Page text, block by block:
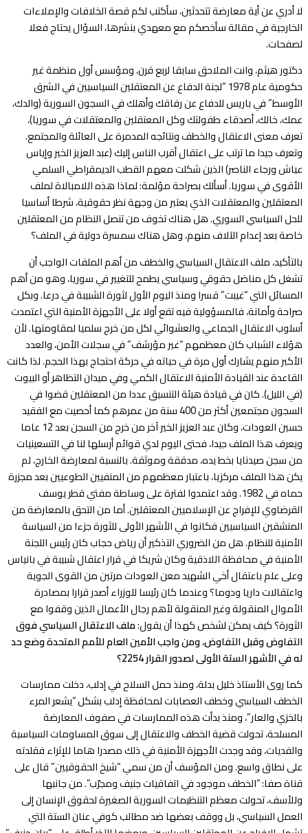
لا أدري عن أية معارضة تتحدثين، سأكتب لكم قصة الخلافات والإملاءات
الخارجية في مقالة سأخصكم مع معهدي بنشرها، السؤال يحتاج فعلا
لصفحات.
دكتور هيثم، وانت الملاحق سابقا لربع قرن، ومؤسس أول منظمة غير
حكومية عام 1978 “لجنة الدفاع عن المعتقلين السياسيين في الشرق
الأوسط” في باريس للدفاع عن رفاقك وأهلك في السجون السورية (والدك،
عمك، خالك، أصدقاء طفولتك وكل المعتقلين والمعتقلات في سوريا)،
تعرف معنى الاعتقال والخطف ونتائجه المدمرة على العائلة والمجتمع.
وتعرف جيدا ما ترتب على اعتقال أقرب الناس إليك (عبد العزيز الخير وإياس
عياش ورجاء الناصر) الذين شكلت معهم القطب الديمقراطي السلمي
الأقوى في سوريا. أسألك بصراحة مؤلمة: لماذا هذه اللامبالاة لملف
المعتقلين والمعتقلات الذي يعتبر من وجهة نظر حقوقية، شرطا أساسيا
للحل السياسي السوري. هل هناك تخوف من تنصل النظام من المعتقلين
خاصة بعد إعدام الآلاف منهم، وهل هناك سمسرة دولية في الملف؟
بالتأكيد، ملف الاعتقال السياسي والخطف من أهم الملفات الواجب أن
تشغل كل مناضل حقوقي وسياسي يطمح للتغيير في سوريا، وهو من أهم
المسائل التي “غيبت” قسرا ومنذ اليوم الأول لثورة الشبيبة في درعا. وبكل
صراحة وأمانة، فالمسؤولية فيه تقع أولا على الأجهزة الأمنية التي اعتمدت
أسلوب الاعتقال الجماعي والعشوائي لكل من خرج سلميا لمقاومتها. لأن
هؤلاء الشباب كان معظمهم “غير مؤرشف” في سجلات الأمن، والعدد
الأكبر منهم يشارك أول مرة في حياته في حركة احتجاج بهذا الحجم. لذا كانت
القاعدة عند القيادة الأمنية الاعتقال الكمي وفي ميدان التظاهر أو البيوت
(في الليل). كان في قيادة هيئة التنسيق عددا من المعتقلين قضوا في
السجون مجتمعين أكثر من 400 سنة من عمرهم كما أحصيت مع الفقيد
حسين العودات، وكان عبد العزيز الخير آخر من خرج من السجن بعد 12 عاما
ويعرف هذا الملف جيدا، فحتى اليوم لدي قوائم أرسلها لنا في التسعينيات
من سجن صيدنايا بخط يده، مدققة وموثقة. بالنسبة لمعارضة الخارج، لم
يكن هذا الملف مركزيا، باعتبار معظمهم من المنفيين الطوعيين بعد مجزرة
حماه في 1982. وقد اعتمدوا لفترة على وساطة مفتي قطر يوسف
القرضاوي للإفراج عن الإسلاميين المعتقلين. أما من التحق بالمعارضة من
المنشقين السياسيين فكانوا في الأشهر الأولى للثورة جزءا من السياسة
الأمنية للنظام. هل من الضروري التذكير أن رياض حجاب كان رئيس اللجنة
الأمنية في محافظة اللاذقية وكان شريكا في قرار اعتقال شبيبة في بانياس
وعلى علم باعتقال أخي الشهيد معن العودات مرتين من القوى الجوية
واعتقالات داريا ودوما؟ وعندما كان رئيسا للوزراء أصدر قرارا بمصادرة
الأموال المنقولة وغير المنقولة لأهم رجال الأعمال الذين وقفوا مع
الثورة؟ كيف يمكن لشخص كهذا أن يقول:ملف الاعتقال السياسي فوق
التفاوض وقبل التفاوض، ومن واجب الأمين العام للأمم المتحدة وضع حد
له في الأشهر الستة الأولى لصدور القرار 2254؟
كما روى الأستاذ خليل بدلة، ومنذ حمل السلاح في إدلب، دخلت ممارسات
الخطف السياسي وخطف العصابات لمحافظة إدلب بشكل “يشعر المرء
بالخزي والعار”، ومنذ بدأت هذه الممارسات في صفوف المعارضة
المسلحة، تحولت قضية الخطف والاعتقال إلى سوق المساومات السياسية
والفديات، وقد وجدت الأجهزة الأمنية في ذلك مصدرا هاما للإثراء فقلدته
على نطاق واسع. ومن المؤسف أن من سمي “شيخ الحقوقيين” قال على
قناة صفا: “الخطف موجود في اتفاقيات جنيف ومجرّب”. من جانبها
وللأسف، تحولت معظم التنظيمات السورية الصغيرة لحقوق الإنسان إلى
العمل السياسي، بل ووقف بعضها ضد مطالب كوفي عنان الستة التي